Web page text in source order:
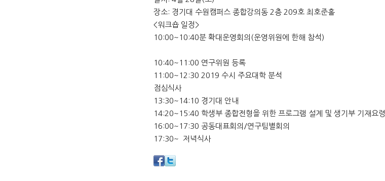
장소: 경기대 수원캠퍼스 종합강의동 2층 209호 최호준홀
<워크숍 일정>
10:00~10:40분 확대운영회의(운영위원에 한해 참석)
10:40~11:00 연구위원 등록
11:00~12:30 2019 수시 주요대학 분석
점심식사
13:30~14:10 경기대 안내
14:20~15:40 학생부 종합전형을 위한 프로그램 설계 및 생기부 기재요령
16:00~17:30 공동대표회의/연구팀별회의
17:30~ 저녁식사